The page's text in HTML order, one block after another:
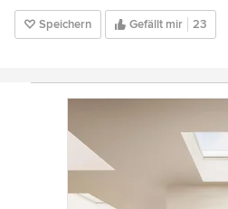
Speichern Gefällt mir 23